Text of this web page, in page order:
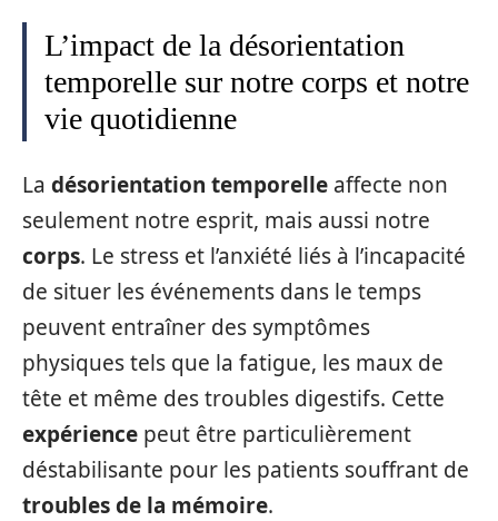
L’impact de la désorientation
temporelle sur notre corps et notre
vie quotidienne
La désorientation temporelle affecte non
seulement notre esprit, mais aussi notre
corps. Le stress et l’anxiété liés à l’incapacité
de situer les événements dans le temps
peuvent entraîner des symptômes
physiques tels que la fatigue, les maux de
tête et même des troubles digestifs. Cette
expérience peut être particulièrement
déstabilisante pour les patients souffrant de
troubles de la mémoire.